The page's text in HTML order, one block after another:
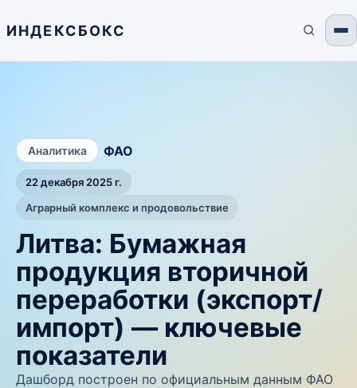
ИНДЕКСБОКС
Аналитика ФАО
22 декабря 2025 г.
Аграрный комплекс и продовольствие
Литва: Бумажная
продукция вторичной
переработки (экспорт/
импорт) — ключевые
показатели
Дашборд построен по официальным данным ФАО